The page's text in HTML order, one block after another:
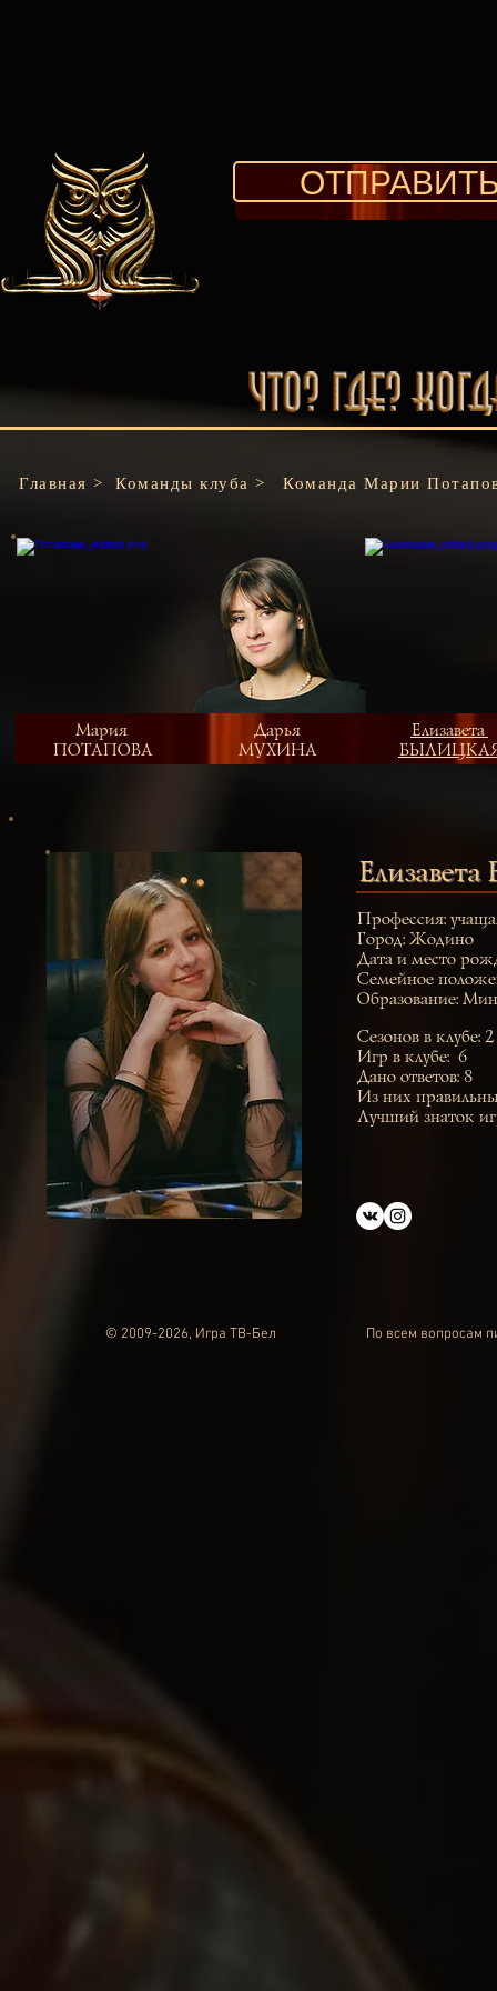
Главная > Команды клуба > Команда Марии
Мария
ПОТАПОВА
Дарья
МУХИНА
Елизавета
Профессия:
Город: Жодино
Дата и место
Семейное
Образование:
Сезонов в клубе: 2
Игр в клубе: 6
Дано ответов: 8
Из них
Лучший знаток
© 2009-2026, Игра ТВ-Бел По всем вопросам